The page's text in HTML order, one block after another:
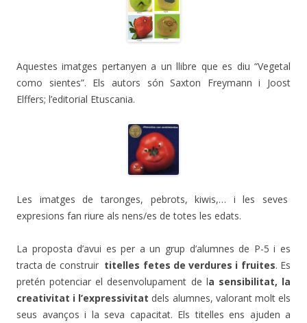
Aquestes imatges pertanyen a un llibre que es diu “Vegetal
como sientes”. Els autors són Saxton Freymann i Joost
Elffers; l’editorial Etuscania.
Les imatges de taronges, pebrots, kiwis,… i les seves
expresions fan riure als nens/es de totes les edats.
La proposta d’avui es per a un grup d’alumnes de P-5 i es
tracta de construir titelles fetes de verdures i fruites. Es
pretén potenciar el desenvolupament de la sensibilitat, la
creativitat i l’expressivitat dels alumnes, valorant molt els
seus avanços i la seva capacitat. Els titelles ens ajuden a